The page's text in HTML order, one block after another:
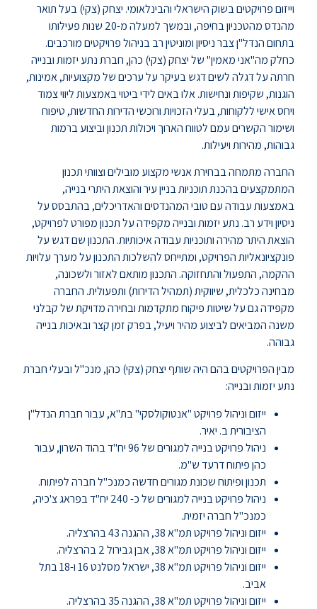
וייזום פרויקטים בשוק הישראלי והבינלאומי. יצחק (צקי) בעל תואר
מהנדס מהטכניון בחיפה, ובמשך למעלה מ-20 שנות פעילותו
בתחום הנדל"ן צבר ניסיון ומוניטין רב בניהול פרויקטים מורכבים.
כחלק מה"אני מאמין" של יצחק (צקי) כהן, חברת נתע יזמות ובנייה
חרתה על דגלה לשים דגש בעיקר על ערכים של מקצועיות, אמינות,
הוגנות, שקיפות ונחישות. אלו באים לידי ביטוי באמצעות ליווי צמוד
ויחס אישי ללקוחות, בעלי הזכויות ורוכשי הדירות החדשות, טיפוח
ושימור הקשרים עמם לטווח הארוך ויכולות תכנון וביצוע ברמות
גבוהות, מהירות ויעילות.
החברה מתמחה בבחירת אנשי מקצוע מובילים וצוותי תכנון
המתמקצעים בהכנת תוכניות בניין עיר והוצאת היתרי בנייה,
באמצעות עבודה עם טובי המהנדסים והאדריכלים, בהתבסס על
ניסיון וידע רב. נתע יזמות ובנייה מקפידה על תכנון מפורט לפרויקט,
הוצאת היתר מהירה ותוכניות עבודה איכותיות. התכנון שם דגש על
פונקציונאליות הפרויקט, ומתייחס להשלכות התכנון על מערך עלויות
ההקמה, התפעול והתחזוקה. התכנון מותאם לאזור ולשכונה,
מבחינה כלכלית, שיווקית (תמהיל הדירות) ותפעולית. החברה
מקפידה גם על שיטות פיקוח מתקדמות ובחירה מדויקת של קבלני
משנה המביאים לביצוע מהיר ויעיל, בפרק זמן קצר ובאיכות בנייה
גבוהה.
מבין הפרויקטים בהם היה שותף יצחק (צקי) כהן, מנכ"ל ובעלי חברת
נתע יזמות ובנייה:
ייזום וניהול פרויקט "אנטוקולסקי" בת"א, עבור חברת הנדל"ן
הציבורית ב. יאיר.
ניהול פרויקט בנייה למגורים של 96 יח"ד בהוד השרון, עבור
כהן פיתוח דרעד ש"מ.
תכנון ופיתוח שכונת מגורים חדשה כמנכ"ל חברה לפיתוח.
ניהול פרויקט בנייה למגורים של כ- 240 יח"ד בפראג צ'כיה,
כמנכ"ל חברה יזמית.
ייזום וניהול פרויקט תמ"א 38, ההגנה 43 בהרצליה.
ייזום וניהול פרויקט תמ"א 38, אבן גבירול 2 בהרצליה.
ייזום וניהול פרויקט תמ"א 38, ישראל מסלנט 16 ו-18 בתל
אביב.
ייזום וניהול פרויקט תמ"א 38, ההגנה 35 בהרצליה.